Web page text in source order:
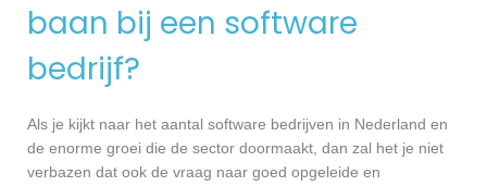
baan bij een software
bedrijf?
Als je kijkt naar het aantal software bedrijven in Nederland en
de enorme groei die de sector doormaakt, dan zal het je niet
verbazen dat ook de vraag naar goed opgeleide en